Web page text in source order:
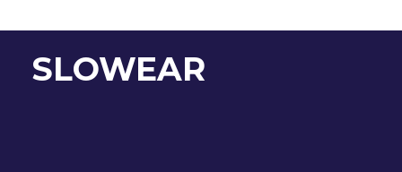
SLOWEAR